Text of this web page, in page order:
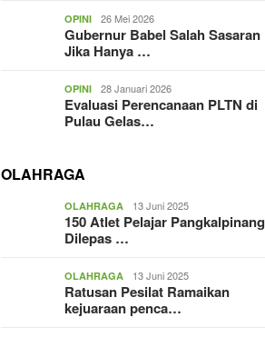
OPINI 26 Mei 2026
Gubernur Babel Salah Sasaran
Jika Hanya …
OPINI 28 Januari 2026
Evaluasi Perencanaan PLTN di
Pulau Gelas…
OLAHRAGA
OLAHRAGA 13 Juni 2025
150 Atlet Pelajar Pangkalpinang
Dilepas …
OLAHRAGA 13 Juni 2025
Ratusan Pesilat Ramaikan
kejuaraan penca…